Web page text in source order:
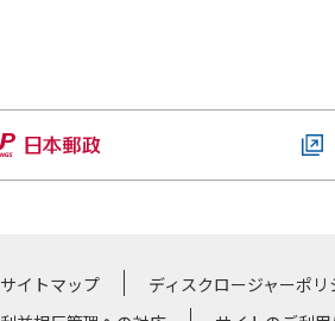
サイトマップ ディスクロージャーポリ